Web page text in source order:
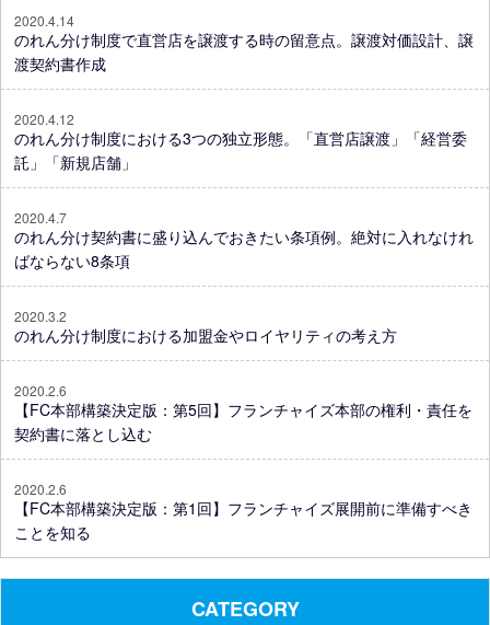
2020.4.14
のれん分け制度で直営店を譲渡する時の留意点。譲渡対価設計、譲
渡契約書作成
2020.4.12
のれん分け制度における3つの独立形態。「直営店譲渡」「経営委
託」「新規店舗」
2020.4.7
のれん分け契約書に盛り込んでおきたい条項例。絶対に入れなけれ
ばならない8条項
2020.3.2
のれん分け制度における加盟金やロイヤリティの考え方
2020.2.6
【FC本部構築決定版：第5回】フランチャイズ本部の権利・責任を
契約書に落とし込む
2020.2.6
【FC本部構築決定版：第1回】フランチャイズ展開前に準備すべき
ことを知る
CATEGORY